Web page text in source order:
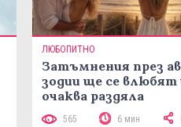
ЛЮБОПИТНО
Затъмнения през
зодии ще се влюбят
очаква раздяла
565 6 мин